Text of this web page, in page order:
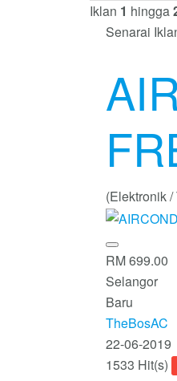
Iklan 1 hingga
Senarai
(Elektronik
RM 699.00
Selangor
Baru
TheBosAC
22-06-2019
1533 Hit(s)